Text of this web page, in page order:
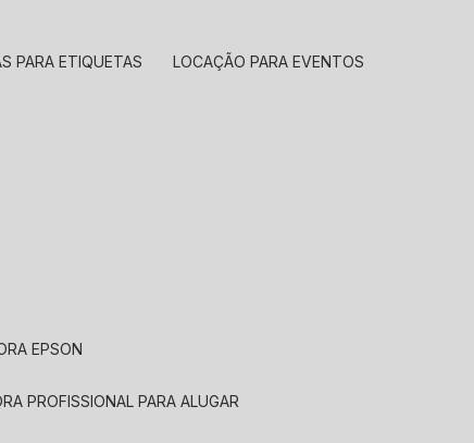
PARA ETIQUETAS LOCAÇÃO PARA EVENTOS
EPSON
PROFISSIONAL PARA ALUGAR